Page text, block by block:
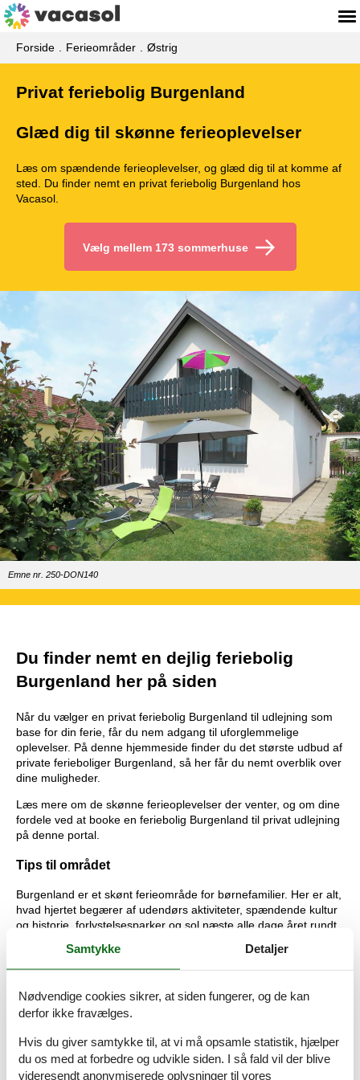
Forside Ferieområder Østrig
Privat feriebolig Burgenland
Glæd dig til skønne ferieoplevelser
Læs om spændende ferieoplevelser, og glæd dig til at komme af
sted. Du finder nemt en privat feriebolig Burgenland hos
Vacasol.
Vælg mellem 173 sommerhuse
Emne nr. 250-DON140
Du finder nemt en dejlig feriebolig
Burgenland her på siden
Når du vælger en privat feriebolig Burgenland til udlejning som
base for din ferie, får du nem adgang til uforglemmelige
oplevelser. På denne hjemmeside finder du det største udbud af
private ferieboliger Burgenland, så her får du nemt overblik over
dine muligheder.
Læs mere om de skønne ferieoplevelser der venter, og om dine
fordele ved at booke en feriebolig Burgenland til privat udlejning
på denne portal.
Tips til området
Burgenland er et skønt ferieområde for børnefamilier. Her er alt,
hvad hjertet begærer af udendørs aktiviteter, spændende kultur
og historie, forlystelsesparker og sol næste alle dage året rundt.
Er familien til aktiv ferie, er Burgenland det perfekte sted. Her
kan I cykle, vandre, svømme, golfe, sejle, skate og meget meget
er altid udendørsvejr. De mange badesøer har dejligt varmt
badevand, god plads til leg og aktiviteter og hygge.
Den solrige østrigske delstat Burgenland tilbyder alt det, der er
med til at skabe en god familieferie. I kan udfolde jer med stort
set alle de sportsgrene og aktiviteter, I kan komme i tanke om,
Samtykke Detaljer
Nødvendige cookies sikrer, at siden fungerer, og de kan
derfor ikke fravælges.
Hvis du giver samtykke til, at vi må opsamle statistik, hjælper
du os med at forbedre og udvikle siden. I så fald vil der blive
videresendt anonymiserede oplysninger til vores